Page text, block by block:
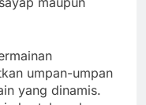
umpan-umpan
yang dinamis.